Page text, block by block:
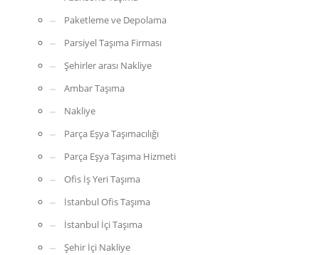
Paketleme ve Depolama
Parsiyel Taşıma Firması
Şehirler arası Nakliye
Ambar Taşıma
Nakliye
Parça Eşya Taşımacılığı
Parça Eşya Taşıma Hizmeti
Ofis İş Yeri Taşıma
İstanbul Ofis Taşıma
İstanbul İçi Taşıma
Şehir İçi Nakliye